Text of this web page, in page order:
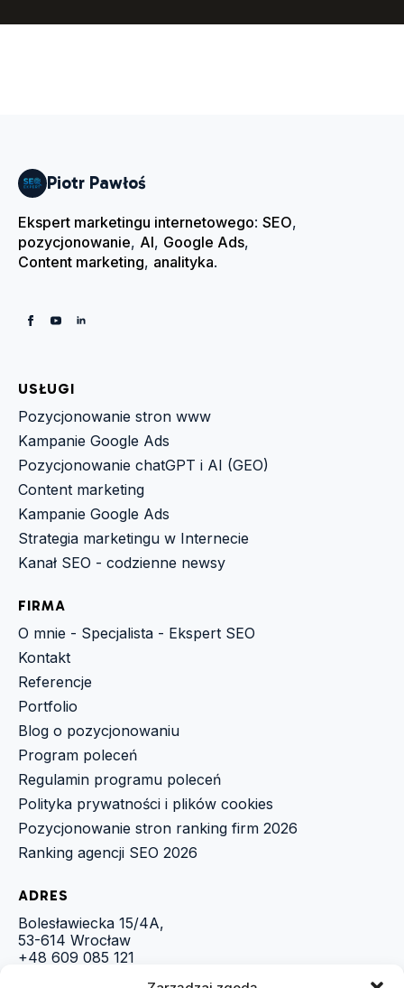
Piotr Pawłoś
Ekspert marketingu internetowego: SEO,
pozycjonowanie, AI, Google Ads,
Content marketing, analityka.
USŁUGI
Pozycjonowanie stron www
Kampanie Google Ads
Pozycjonowanie chatGPT i AI (GEO)
Content marketing
Kampanie Google Ads
Strategia marketingu w Internecie
Kanał SEO - codzienne newsy
FIRMA
O mnie - Specjalista - Ekspert SEO
Kontakt
Referencje
Portfolio
Blog o pozycjonowaniu
Program poleceń
Regulamin programu poleceń
Polityka prywatności i plików cookies
Pozycjonowanie stron ranking firm 2026
Ranking agencji SEO 2026
ADRES
Bolesławiecka 15/4A,
53-614 Wrocław
+48 609 085 121